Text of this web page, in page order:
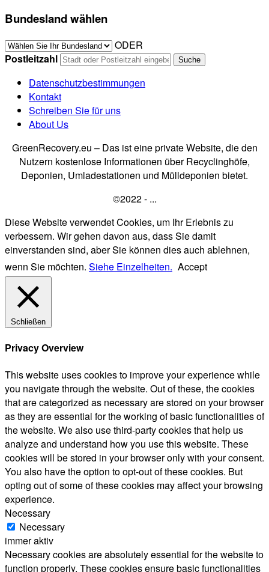
Bundesland wählen
ODER
Postleitzahl
Datenschutzbestimmungen
Kontakt
Schreiben Sie für uns
About Us
GreenRecovery.eu – Das ist eine private Website, die den
Nutzern kostenlose Informationen über Recyclinghöfe,
Deponien, Umladestationen und Mülldeponien bietet.
©2022 - ...
Diese Website verwendet Cookies, um Ihr Erlebnis zu
verbessern. Wir gehen davon aus, dass Sie damit
einverstanden sind, aber Sie können dies auch ablehnen,
wenn Sie möchten. Siehe Einzelheiten. Accept
Schließen
Privacy Overview
This website uses cookies to improve your experience while
you navigate through the website. Out of these, the cookies
that are categorized as necessary are stored on your browser
as they are essential for the working of basic functionalities of
the website. We also use third-party cookies that help us
analyze and understand how you use this website. These
cookies will be stored in your browser only with your consent.
You also have the option to opt-out of these cookies. But
opting out of some of these cookies may affect your browsing
experience.
Necessary
Necessary
immer aktiv
Necessary cookies are absolutely essential for the website to
function properly. These cookies ensure basic functionalities